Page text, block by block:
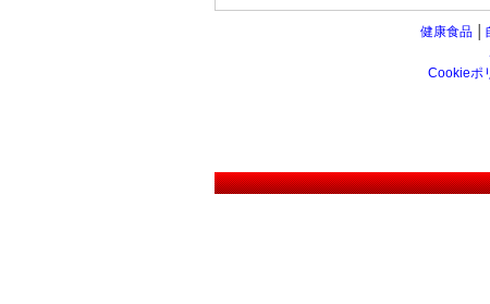
健康食品
Cookieポ